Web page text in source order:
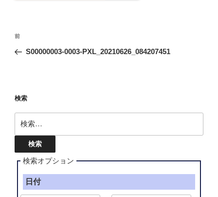
投
ナ
ー
シ
ョ
ン
前
の
前
S00000003-0003-PXL_20210626_084207451
検索
索:
検索オプション
日付